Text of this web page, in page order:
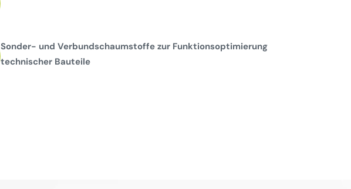
Sonder- und Verbundschaumstoffe zur Funktionsoptimierung
technischer Bauteile